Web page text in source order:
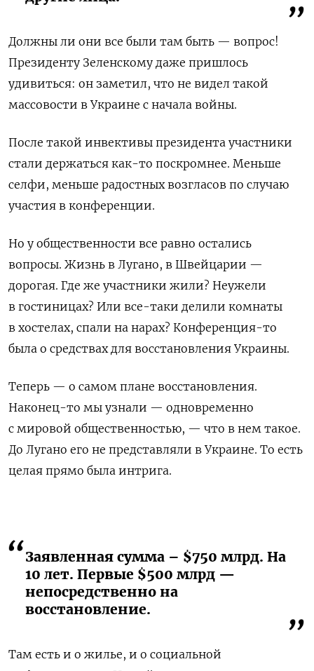
Должны ли они все были там быть — вопрос!
Президенту Зеленскому даже пришлось
удивиться: он заметил, что не видел такой
массовости в Украине с начала войны.
После такой инвективы президента участники
стали держаться как-то поскромнее. Меньше
селфи, меньше радостных возгласов по случаю
участия в конференции.
Но у общественности все равно остались
вопросы. Жизнь в Лугано, в Швейцарии —
дорогая. Где же участники жили? Неужели
в гостиницах? Или все-таки делили комнаты
в хостелах, спали на нарах? Конференция-то
была о средствах для восстановления Украины.
Теперь — о самом плане восстановления.
Наконец-то мы узнали — одновременно
с мировой общественностью, — что в нем такое.
До Лугано его не представляли в Украине. То есть
целая прямо была интрига.
Заявленная сумма – $750 млрд. На
10 лет. Первые $500 млрд —
непосредственно на
восстановление.
Там есть и о жилье, и о социальной